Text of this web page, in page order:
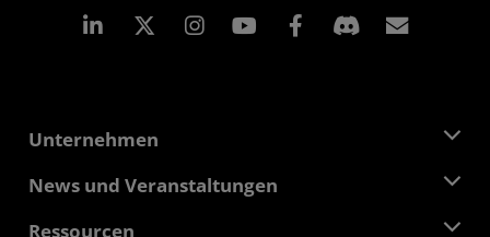
LinkedIn Instagram Facebook
Unternehmen
Über AMD
News und Veranstaltungen
Pressebereich
Ressourcen